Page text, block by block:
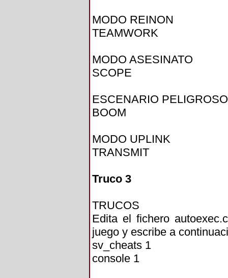
MODO REINON
TEAMWORK
MODO ASESINATO
SCOPE
ESCENARIO PELIGROSO
BOOM
MODO UPLINK
TRANSMIT
Truco 3
TRUCOS
Edita el fichero
juego y escribe a
sv_cheats 1
console 1